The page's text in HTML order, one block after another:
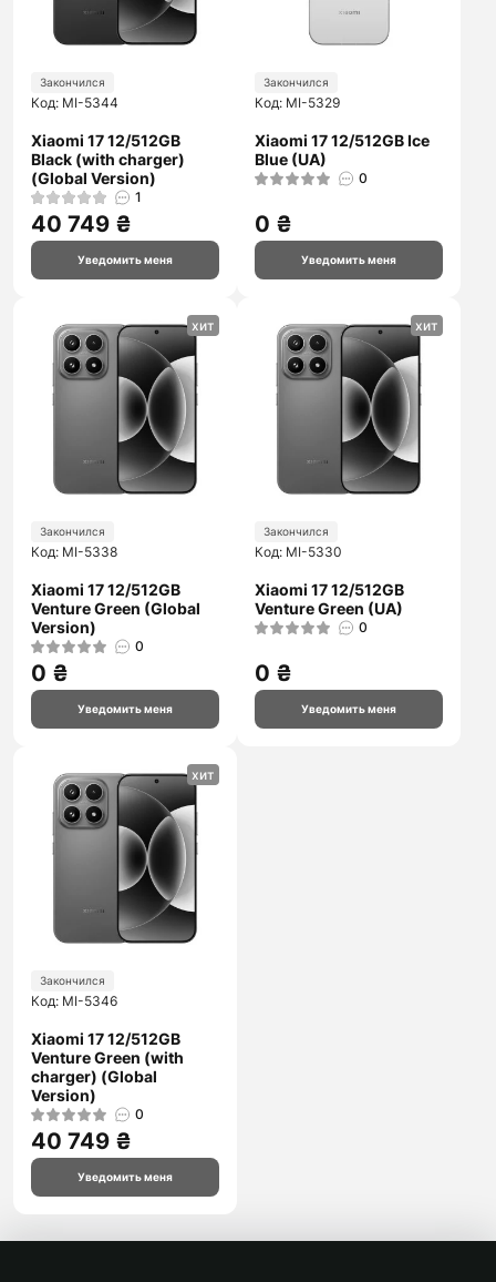
Закончился
Код: MI-5344
Xiaomi 17 12/512GB
Black (with charger)
(Global Version)
1
40 749 ₴
Уведомить меня
Закончился
Код: MI-5329
Xiaomi 17 12/512GB Ice
Blue (UA)
0
0 ₴
Уведомить меня
хит
Закончился
Код: MI-5338
Xiaomi 17 12/512GB
Venture Green (Global
Version)
0
0 ₴
Уведомить меня
хит
Закончился
Код: MI-5330
Xiaomi 17 12/512GB
Venture Green (UA)
0
0 ₴
Уведомить меня
хит
Закончился
Код: MI-5346
Xiaomi 17 12/512GB
Venture Green (with
charger) (Global
Version)
0
40 749 ₴
Уведомить меня